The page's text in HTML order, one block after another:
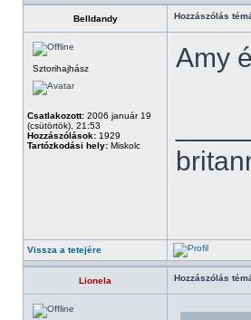
Belldandy Hozzászólás
Sztorihajhász
Csatlakozott: 2006 január 19
(csütörtök), 21:53
Hozzászólások: 1929
Tartózkodási hely: Miskolc
Amy
Vissza a tetejére
Lionela Hozzászólás